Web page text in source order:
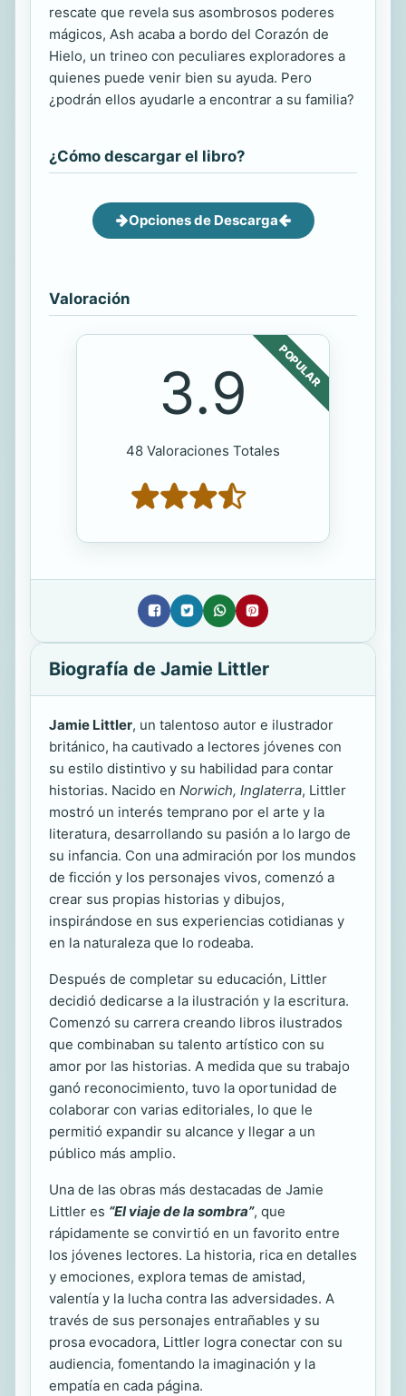
rescate que revela sus asombrosos poderes
mágicos, Ash acaba a bordo del Corazón de
Hielo, un trineo con peculiares exploradores a
quienes puede venir bien su ayuda. Pero
¿podrán ellos ayudarle a encontrar a su familia?
¿Cómo descargar el libro?
Opciones de Descarga
Valoración
POPULAR
3.9
48 Valoraciones Totales
Biografía de Jamie Littler
Jamie Littler, un talentoso autor e ilustrador
británico, ha cautivado a lectores jóvenes con
su estilo distintivo y su habilidad para contar
historias. Nacido en Norwich, Inglaterra, Littler
mostró un interés temprano por el arte y la
literatura, desarrollando su pasión a lo largo de
su infancia. Con una admiración por los mundos
de ficción y los personajes vivos, comenzó a
crear sus propias historias y dibujos,
inspirándose en sus experiencias cotidianas y
en la naturaleza que lo rodeaba.
Después de completar su educación, Littler
decidió dedicarse a la ilustración y la escritura.
Comenzó su carrera creando libros ilustrados
que combinaban su talento artístico con su
amor por las historias. A medida que su trabajo
ganó reconocimiento, tuvo la oportunidad de
colaborar con varias editoriales, lo que le
permitió expandir su alcance y llegar a un
público más amplio.
Una de las obras más destacadas de Jamie
Littler es “El viaje de la sombra”, que
rápidamente se convirtió en un favorito entre
los jóvenes lectores. La historia, rica en detalles
y emociones, explora temas de amistad,
valentía y la lucha contra las adversidades. A
través de sus personajes entrañables y su
prosa evocadora, Littler logra conectar con su
audiencia, fomentando la imaginación y la
empatía en cada página.